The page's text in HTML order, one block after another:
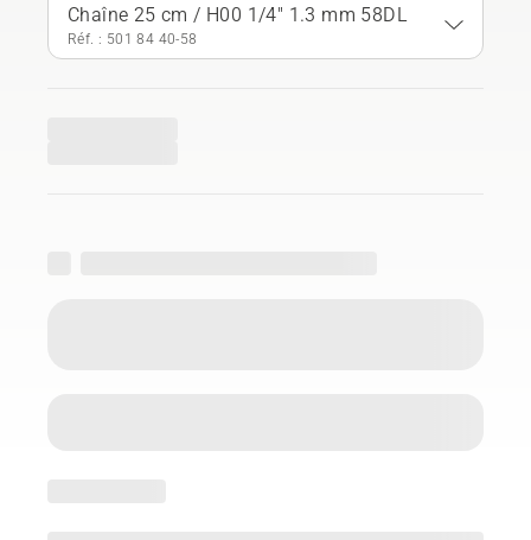
Chaîne 25 cm / H00 1/4" 1.3 mm 58DL
Réf. : 501 84 40‑58